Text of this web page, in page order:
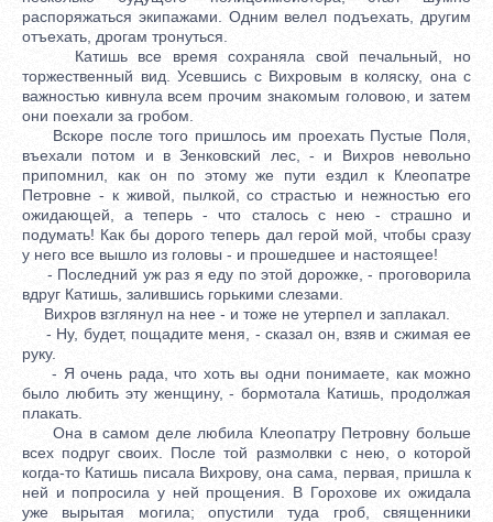
распоряжаться экипажами. Одним велел подъехать, другим
отъехать, дрогам тронуться.
Катишь все время сохраняла свой печальный, но
торжественный вид. Усевшись с Вихровым в коляску, она с
важностью кивнула всем прочим знакомым головою, и затем
они поехали за гробом.
Вскоре после того пришлось им проехать Пустые Поля,
въехали потом и в Зенковский лес, - и Вихров невольно
припомнил, как он по этому же пути ездил к Клеопатре
Петровне - к живой, пылкой, со страстью и нежностью его
ожидающей, а теперь - что сталось с нею - страшно и
подумать! Как бы дорого теперь дал герой мой, чтобы сразу
у него все вышло из головы - и прошедшее и настоящее!
- Последний уж раз я еду по этой дорожке, - проговорила
вдруг Катишь, залившись горькими слезами.
Вихров взглянул на нее - и тоже не утерпел и заплакал.
- Ну, будет, пощадите меня, - сказал он, взяв и сжимая ее
руку.
- Я очень рада, что хоть вы одни понимаете, как можно
было любить эту женщину, - бормотала Катишь, продолжая
плакать.
Она в самом деле любила Клеопатру Петровну больше
всех подруг своих. После той размолвки с нею, о которой
когда-то Катишь писала Вихрову, она сама, первая, пришла к
ней и попросила у ней прощения. В Горохове их ожидала
уже вырытая могила; опустили туда гроб, священники